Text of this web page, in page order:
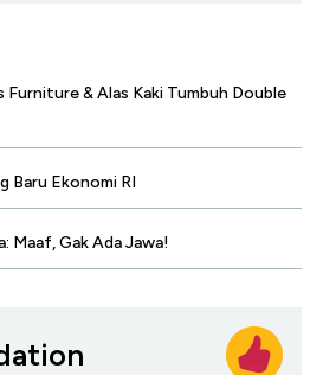
Furniture & Alas Kaki Tumbuh Double
Baru Ekonomi RI
Maaf, Gak Ada Jawa!